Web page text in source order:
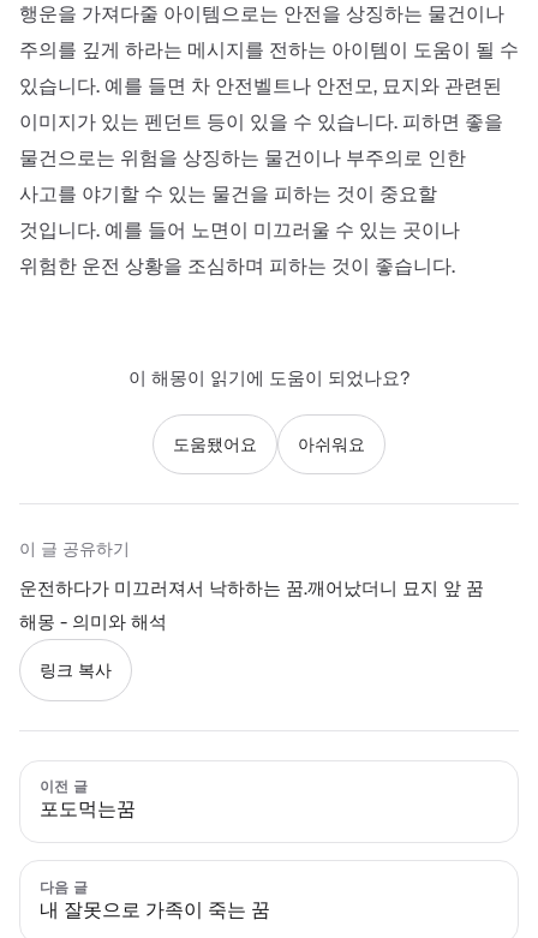
행운을 가져다줄 아이템으로는 안전을 상징하는 물건이나
주의를 깊게 하라는 메시지를 전하는 아이템이 도움이 될 수
있습니다. 예를 들면 차 안전벨트나 안전모, 묘지와 관련된
이미지가 있는 펜던트 등이 있을 수 있습니다. 피하면 좋을
물건으로는 위험을 상징하는 물건이나 부주의로 인한
사고를 야기할 수 있는 물건을 피하는 것이 중요할
것입니다. 예를 들어 노면이 미끄러울 수 있는 곳이나
위험한 운전 상황을 조심하며 피하는 것이 좋습니다.
이 해몽이 읽기에 도움이 되었나요?
도움됐어요 아쉬워요
이 글 공유하기
운전하다가 미끄러져서 낙하하는 꿈.깨어났더니 묘지 앞 꿈
해몽 - 의미와 해석
링크 복사
이전 글
포도먹는꿈
다음 글
내 잘못으로 가족이 죽는 꿈